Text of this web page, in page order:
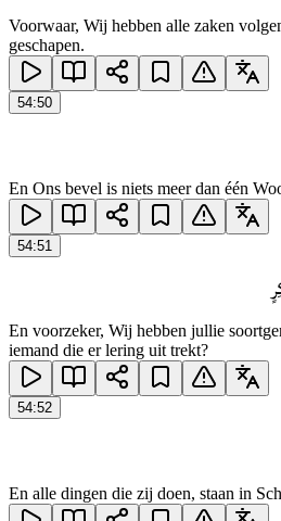
Voorwaar, Wij hebben alle zaken
geschapen.
54:50
En Ons bevel is niets meer dan één
54:51
En voorzeker, Wij hebben jullie
iemand die er lering uit trekt?
54:52
En alle dingen die zij doen, staan in